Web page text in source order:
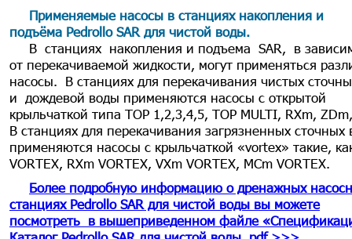
Применяемые насосы в станциях накопления и
подъёма Pedrollo SAR для чистой воды.
В станциях накопления и подъема SAR, в
от перекачиваемой жидкости, могут применяться
насосы. В станциях для перекачивания чистых
и дождевой воды применяются насосы с открытой
крыльчаткой типа ТОР 1,2,3,4,5, ТОР MULTI, RXm,
В станциях для перекачивания загрязненных сточных
применяются насосы с крыльчаткой «vortex» такие,
VORTEX, RXm VORTEX, VXm VORTEX, MCm VORTEX.
Более подробную информацию о дренажных
станциях Pedrollo SAR для чистой воды вы можете
посмотреть в вышеприведенном файле